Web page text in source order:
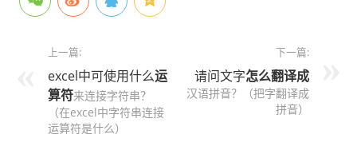
上一篇:
excel中可使用什么运
算符来连接字符串？
（在excel中字符串连接
运算符是什么）
下一篇:
请问文字怎么翻译成
汉语拼音？（把字翻译成
拼音）